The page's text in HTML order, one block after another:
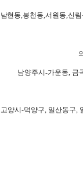
남현동,봉천동,서원동,신
남양주시-가운동, 금
고양시-덕양구, 일산동구,